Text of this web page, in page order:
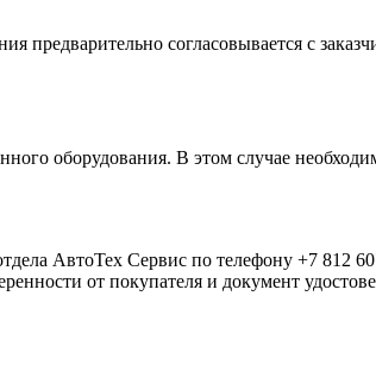
согласовывается с
оборудования. В этом случае
АвтоТех Сервис по телефону +7 812
от покупателя и документ